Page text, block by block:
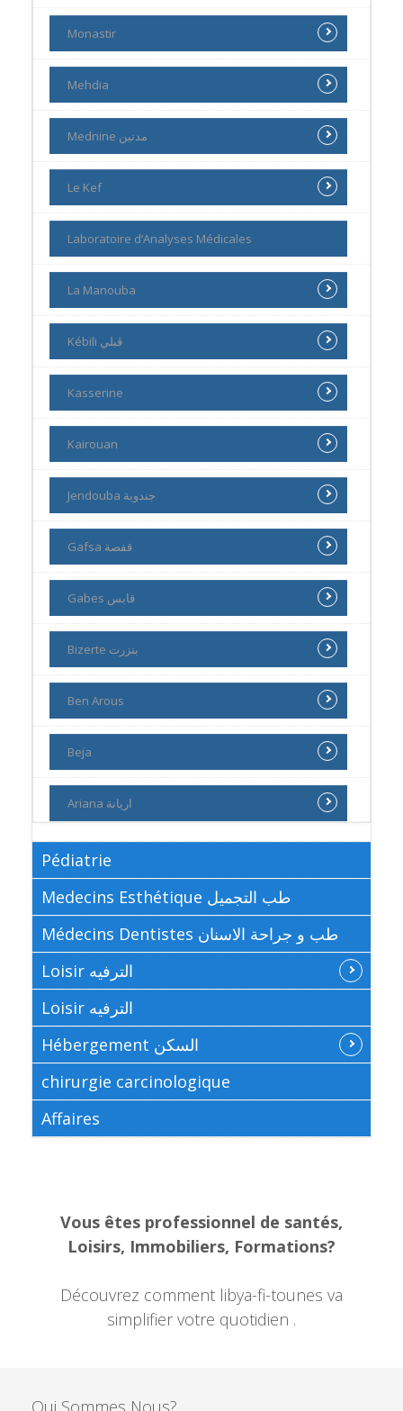
Monastir
Mehdia
Mednine مدنين
Le Kef
Laboratoire d’Analyses Médicales
La Manouba
Kébili ڨبلي
Kasserine
Kairouan
Jendouba جندوبة
Gafsa قفصة
Gabes قابس
Bizerte بنزرت
Ben Arous
Beja
Ariana اريانة
Pédiatrie
Medecins Esthétique طب التجميل
Médecins Dentistes طب و جراحة الاسنان
Loisir الترفيه
Loisir الترفيه
Hébergement السكن
chirurgie carcinologique
Affaires
Vous êtes professionnel de santés,
Loisirs, Immobiliers, Formations?
Découvrez comment libya-fi-tounes va
simplifier votre quotidien .
Qui Sommes Nous?